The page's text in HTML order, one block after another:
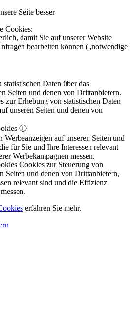
Seite besser
Cookies:
damit Sie auf unserer Website
bearbeiten können („notwendige
Daten über das
Seiten und denen von Drittanbietern.
zur Erhebung von statistischen Daten
unseren Seiten und denen von
ⓘ
Werbeanzeigen auf unseren Seiten und
für Sie und Ihre Interessen relevant
Werbekampagnen messen.
Cookies zur Steuerung von
Seiten und denen von Drittanbietern,
relevant sind und die Effizienz
erfahren Sie mehr.